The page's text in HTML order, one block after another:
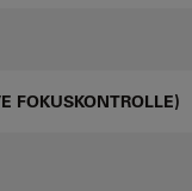
FOKUSKONTROLLE)